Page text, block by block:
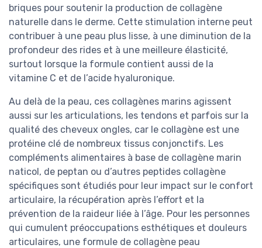
briques pour soutenir la production de collagène
naturelle dans le derme. Cette stimulation interne peut
contribuer à une peau plus lisse, à une diminution de la
profondeur des rides et à une meilleure élasticité,
surtout lorsque la formule contient aussi de la
vitamine C et de l’acide hyaluronique.
Au delà de la peau, ces collagènes marins agissent
aussi sur les articulations, les tendons et parfois sur la
qualité des cheveux ongles, car le collagène est une
protéine clé de nombreux tissus conjonctifs. Les
compléments alimentaires à base de collagène marin
naticol, de peptan ou d’autres peptides collagène
spécifiques sont étudiés pour leur impact sur le confort
articulaire, la récupération après l’effort et la
prévention de la raideur liée à l’âge. Pour les personnes
qui cumulent préoccupations esthétiques et douleurs
articulaires, une formule de collagène peau